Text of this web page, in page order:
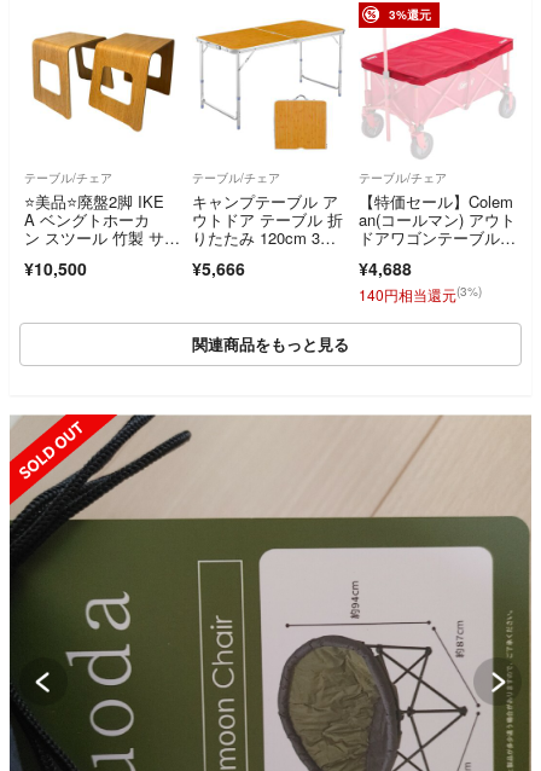
テーブル/チェア
⭐️美品⭐️廃盤2脚 IKE
A ベングトホーカ
ン スツール 竹製 サイ
¥10,500
テーブル/チェア
キャンプテーブル ア
ウトドア テーブル 折
りたたみ 120cm 3段
¥5,666
3%還元
テーブル/チェア
【特価セール】Colem
an(コールマン) アウト
ドアワゴンテーブル 2
¥4,688
140円相当還元(3%)
関連商品をもっと見る
SOLD OUT